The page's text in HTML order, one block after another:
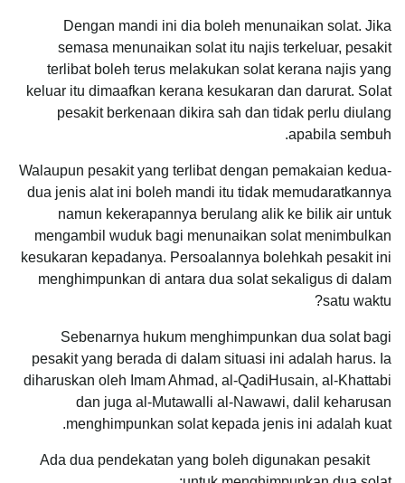
Dengan mandi ini dia boleh menunaikan solat. Jika
semasa menunaikan solat itu najis terkeluar, pesakit
terlibat boleh terus melakukan solat kerana najis yang
keluar itu dimaafkan kerana kesukaran dan darurat. Solat
pesakit berkenaan dikira sah dan tidak perlu diulang
apabila sembuh.
Walaupun pesakit yang terlibat dengan pemakaian kedua-
dua jenis alat ini boleh mandi itu tidak memudaratkannya
namun kekerapannya berulang alik ke bilik air untuk
mengambil wuduk bagi menunaikan solat menimbulkan
kesukaran kepadanya. Persoalannya bolehkah pesakit ini
menghimpunkan di antara dua solat sekaligus di dalam
satu waktu?
Sebenarnya hukum menghimpunkan dua solat bagi
pesakit yang berada di dalam situasi ini adalah harus. Ia
diharuskan oleh Imam Ahmad, al-QadiHusain, al-Khattabi
dan juga al-Mutawalli al-Nawawi, dalil keharusan
menghimpunkan solat kepada jenis ini adalah kuat.
Ada dua pendekatan yang boleh digunakan pesakit